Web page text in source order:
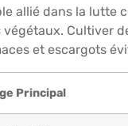
allié dans la
Cultiver
et escargots
Principal